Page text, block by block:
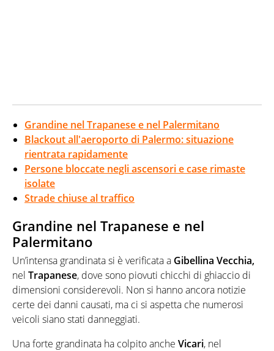
Grandine nel Trapanese e nel Palermitano
Blackout all'aeroporto di Palermo: situazione
rientrata rapidamente
Persone bloccate negli ascensori e case rimaste
isolate
Strade chiuse al traffico
Grandine nel Trapanese e nel
Palermitano
Un’intensa grandinata si è verificata a Gibellina Vecchia,
nel Trapanese, dove sono piovuti chicchi di ghiaccio di
dimensioni considerevoli. Non si hanno ancora notizie
certe dei danni causati, ma ci si aspetta che numerosi
veicoli siano stati danneggiati.
Una forte grandinata ha colpito anche Vicari, nel